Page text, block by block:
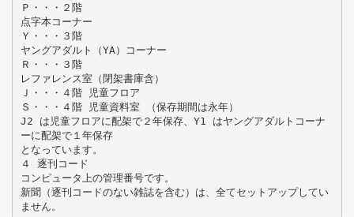
Ｐ・・・２階
点字本コーナー
Ｙ・・・３階
ヤングアダルト（YA）コーナー
Ｒ・・・３階
レファレンス室（閉架書庫含）
Ｊ・・・４階 児童フロア
Ｓ・・・４階 児童資料室 （保存期間は永年）
J2 は児童フロアに配架で２年保存、Y1 はヤングアダルトコーナ
ーに配架で１年保存
となっています。
４ 逐刊コード
コンピュータ上の管理番号です。
新聞（逐刊コードのない雑誌を含む）は、全てセットアップしてい